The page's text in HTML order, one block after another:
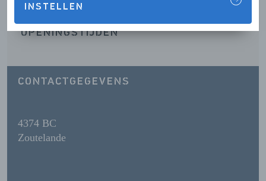
INSTELLEN
OPENINGSTIJDEN
CONTACTGEGEVENS
4374 BC
Zoutelande